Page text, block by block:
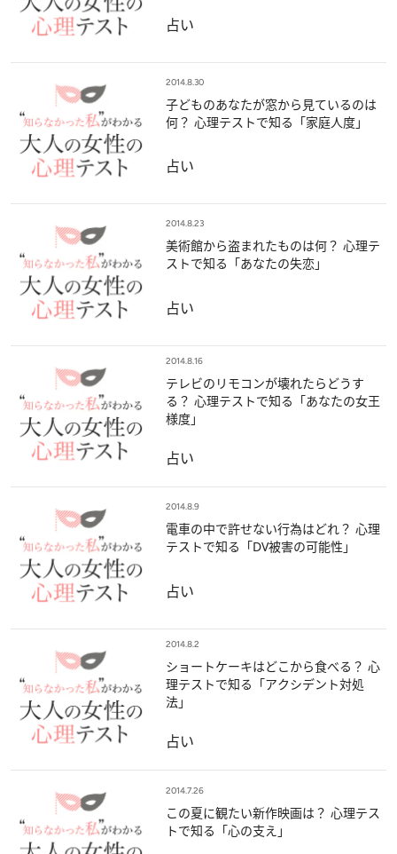
占い
2014.8.30
子どものあなたが窓から見ているのは
何？ 心理テストで知る「家庭人度」
占い
2014.8.23
美術館から盗まれたものは何？ 心理テ
ストで知る「あなたの失恋」
占い
2014.8.16
テレビのリモコンが壊れたらどうす
る？ 心理テストで知る「あなたの女王
様度」
占い
2014.8.9
電車の中で許せない行為はどれ？ 心理
テストで知る「DV被害の可能性」
占い
2014.8.2
ショートケーキはどこから食べる？ 心
理テストで知る「アクシデント対処
法」
占い
2014.7.26
この夏に観たい新作映画は？ 心理テス
トで知る「心の支え」